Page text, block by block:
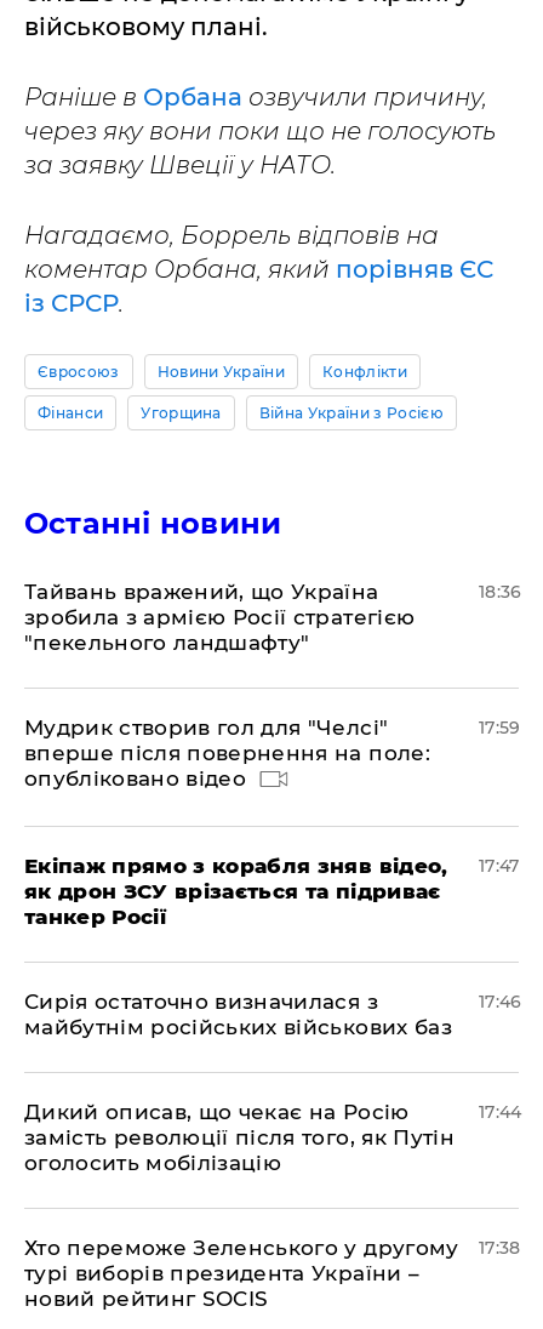
військовому плані.
Раніше в Орбана озвучили причину,
через яку вони поки що не голосують
за заявку Швеції у НАТО.
Нагадаємо, Боррель відповів на
коментар Орбана, який порівняв ЄС
із СРСР.
Євросоюз Новини України Конфлікти
Фінанси Угорщина Війна України з Росією
Останні новини
Тайвань вражений, що Україна
зробила з армією Росії стратегією
"пекельного ландшафту"
18:36
Мудрик створив гол для "Челсі"
вперше після повернення на поле:
опубліковано відео
17:59
Екіпаж прямо з корабля зняв відео,
як дрон ЗСУ врізається та підриває
танкер Росії
17:47
Сирія остаточно визначилася з
майбутнім російських військових баз
17:46
Дикий описав, що чекає на Росію
замість революції після того, як Путін
оголосить мобілізацію
17:44
Хто переможе Зеленського у другому
турі виборів президента України –
новий рейтинг SOCIS
17:38